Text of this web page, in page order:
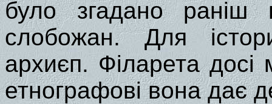
було згадано раніш
слобожан. Для
архиєп. Філарета досі
етнографові вона дає